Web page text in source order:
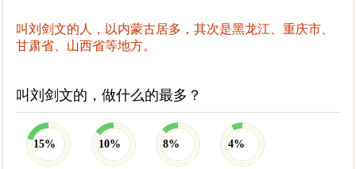
叫刘剑文的人，以内蒙古居多，其次是黑龙江、重庆市、
甘肃省、山西省等地方。
叫刘剑文的，做什么的最多？
15% 10% 8% 4%